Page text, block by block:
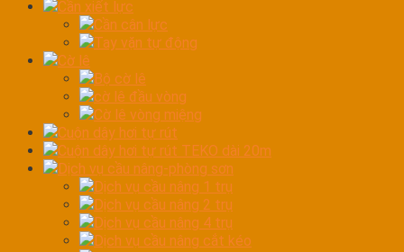
Cần xiết lực
Cần cân lực
Tay vặn tự động
Cờ lê
Bộ cờ lê
cờ lê đầu vòng
Cờ lê vòng miệng
Cuộn dây hơi tự rút
Cuộn dây hơi tự rút TEKO dài 20m
Dịch vụ cầu nâng-phòng sơn
Dịch vụ cầu nâng 1 trụ
Dịch vụ cầu nâng 2 trụ
Dịch vụ cầu nâng 4 trụ
Dịch vụ cầu nâng cắt kéo